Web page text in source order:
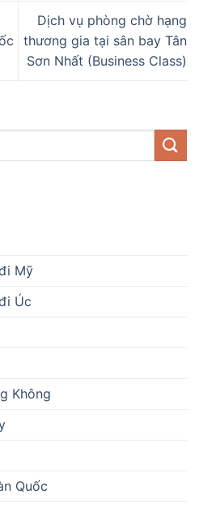
Dịch vụ phòng chờ hạng
thương gia tại sân bay Tân
Sơn Nhất (Business Class)
Mỹ
Úc
Không
Quốc